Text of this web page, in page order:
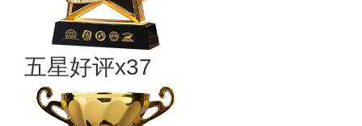
五星好评x37